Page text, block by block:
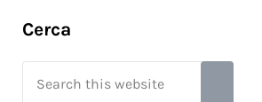
Sidebar
Cerca